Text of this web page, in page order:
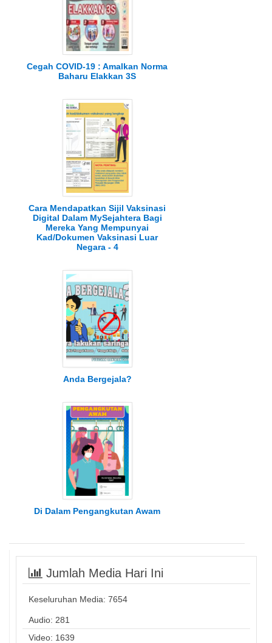
Cegah COVID-19 : Amalkan Norma
Baharu Elakkan 3S
Cara Mendapatkan Sijil Vaksinasi
Digital Dalam MySejahtera Bagi
Mereka Yang Mempunyai
Kad/Dokumen Vaksinasi Luar
Negara - 4
Anda Bergejala?
Di Dalam Pengangkutan Awam
Jumlah Media Hari Ini
Keseluruhan Media: 7654
Audio: 281
Video: 1639